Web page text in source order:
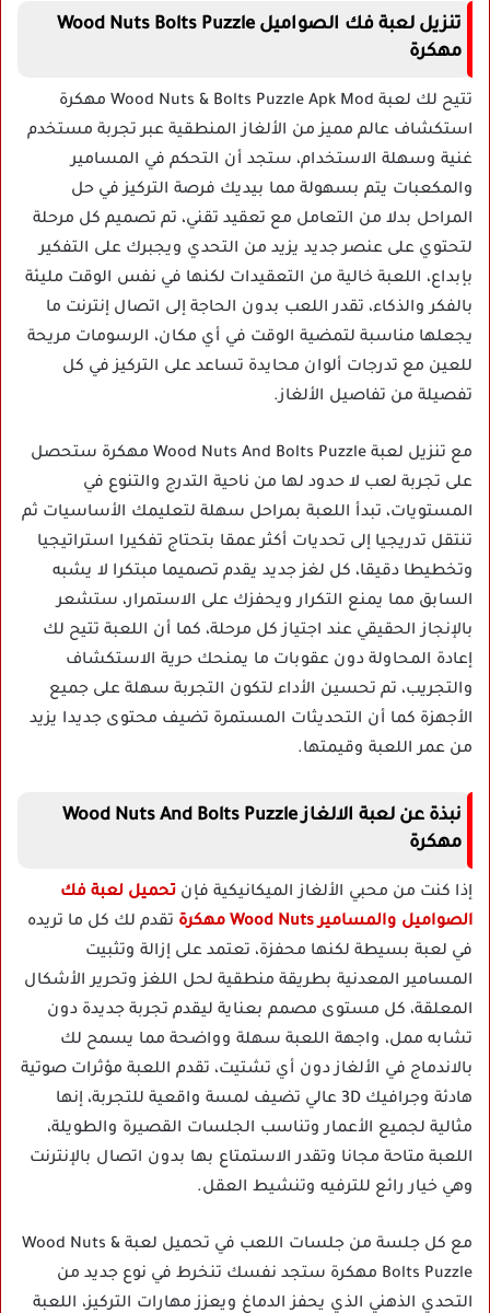
تنزيل لعبة فك الصواميل Wood Nuts Bolts Puzzle
مهكرة
تتيح لك لعبة Wood Nuts & Bolts Puzzle Apk Mod مهكرة
استكشاف عالم مميز من الألغاز المنطقية عبر تجربة مستخدم
غنية وسهلة الاستخدام، ستجد أن التحكم في المسامير
والمكعبات يتم بسهولة مما بيديك فرصة التركيز في حل
المراحل بدلا من التعامل مع تعقيد تقني، تم تصميم كل مرحلة
لتحتوي على عنصر جديد يزيد من التحدي ويجبرك على التفكير
بإبداع، اللعبة خالية من التعقيدات لكنها في نفس الوقت مليئة
بالفكر والذكاء، تقدر اللعب بدون الحاجة إلى اتصال إنترنت ما
يجعلها مناسبة لتمضية الوقت في أي مكان، الرسومات مريحة
للعين مع تدرجات ألوان محايدة تساعد على التركيز في كل
تفصيلة من تفاصيل الألغاز.
مع تنزيل لعبة Wood Nuts And Bolts Puzzle مهكرة ستحصل
على تجربة لعب لا حدود لها من ناحية التدرج والتنوع في
المستويات، تبدأ اللعبة بمراحل سهلة لتعليمك الأساسيات ثم
تنتقل تدريجيا إلى تحديات أكثر عمقا بتحتاج تفكيرا استراتيجيا
وتخطيطا دقيقا، كل لغز جديد يقدم تصميما مبتكرا لا يشبه
السابق مما يمنع التكرار ويحفزك على الاستمرار، ستشعر
بالإنجاز الحقيقي عند اجتياز كل مرحلة، كما أن اللعبة تتيح لك
إعادة المحاولة دون عقوبات ما يمنحك حرية الاستكشاف
والتجريب، تم تحسين الأداء لتكون التجربة سهلة على جميع
الأجهزة كما أن التحديثات المستمرة تضيف محتوى جديدا يزيد
من عمر اللعبة وقيمتها.
نبذة عن لعبة الالغاز Wood Nuts And Bolts Puzzle
مهكرة
إذا كنت من محبي الألغاز الميكانيكية فإن تحميل لعبة فك
الصواميل والمسامير Wood Nuts مهكرة
تقدم لك كل ما تريده
في لعبة بسيطة لكنها محفزة، تعتمد على إزالة وتثبيت
المسامير المعدنية بطريقة منطقية لحل اللغز وتحرير الأشكال
المعلقة، كل مستوى مصمم بعناية ليقدم تجربة جديدة دون
تشابه ممل، واجهة اللعبة سهلة وواضحة مما يسمح لك
بالاندماج في الألغاز دون أي تشتيت، تقدم اللعبة مؤثرات صوتية
هادئة وجرافيك 3D عالي تضيف لمسة واقعية للتجربة، إنها
مثالية لجميع الأعمار وتناسب الجلسات القصيرة والطويلة،
اللعبة متاحة مجانا وتقدر الاستمتاع بها بدون اتصال بالإنترنت
وهي خيار رائع للترفيه وتنشيط العقل.
مع كل جلسة من جلسات اللعب في تحميل لعبة Wood Nuts &
Bolts Puzzle مهكرة ستجد نفسك تنخرط في نوع جديد من
التحدي الذهني الذي يحفز الدماغ ويعزز مهارات التركيز، اللعبة